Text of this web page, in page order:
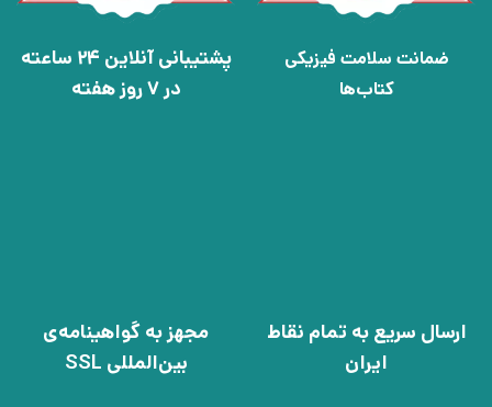
ضمانت سلامت فیزیکی
کتاب‌ها
پشتیبانی آنلاین 24 ساعته
در 7 روز هفته
ارسال سریع به تمام نقاط
ایران
مجهز به گواهینامه‌ی
بین‌المللی SSL